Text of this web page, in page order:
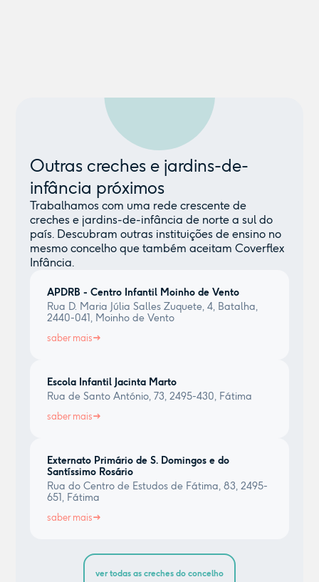
Outras creches e jardins-de-
infância próximos
Trabalhamos com uma rede crescente de
creches e jardins-de-infância de norte a sul do
país. Descubram outras instituições de ensino no
mesmo concelho que também aceitam Coverflex
Infância.
APDRB - Centro Infantil Moinho de Vento
Rua D. Maria Júlia Salles Zuquete, 4, Batalha,
2440-041, Moinho de Vento
saber mais
Escola Infantil Jacinta Marto
Rua de Santo António, 73, 2495-430, Fátima
saber mais
Externato Primário de S. Domingos e do
Santíssimo Rosário
Rua do Centro de Estudos de Fátima, 83, 2495-
651, Fátima
saber mais
ver todas as creches do concelho